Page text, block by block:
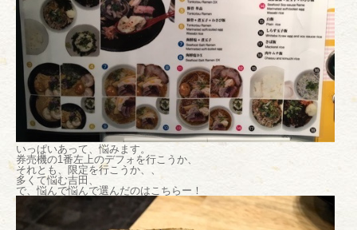
いっぱいあって、悩みます。
券売機の1番左上のデフォを行こうか、
それとも、限定を行こうか、、
多くて悩む吉田、
で、悩んで悩んで選んだのはこちらー！